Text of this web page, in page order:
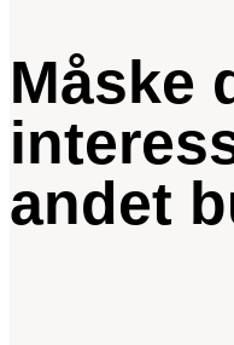
Måske
andet